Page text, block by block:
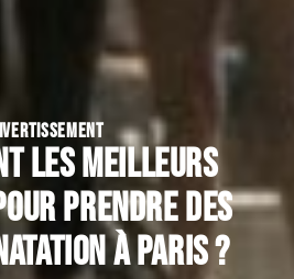
les meilleurs
prendre des
à Paris ?